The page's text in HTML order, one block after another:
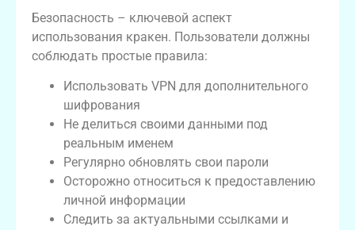
Безопасность – ключевой аспект
использования кракен. Пользователи должны
соблюдать простые правила:
Использовать VPN для дополнительного
шифрования
Не делиться своими данными под
реальным именем
Регулярно обновлять свои пароли
Осторожно относиться к предоставлению
личной информации
Следить за актуальными ссылками и